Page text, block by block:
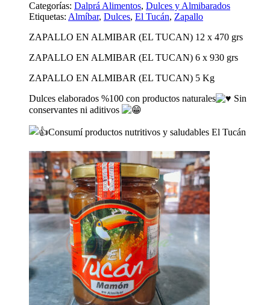
Categorías: Dalprá Alimentos, Dulces y Almibarados
Etiquetas: Almíbar, Dulces, El Tucán, Zapallo
ZAPALLO EN ALMIBAR (EL TUCAN) 12 x 470 grs
ZAPALLO EN ALMIBAR (EL TUCAN) 6 x 930 grs
ZAPALLO EN ALMIBAR (EL TUCAN) 5 Kg
Dulces elaborados %100 con productos naturales
Sin
conservantes ni aditivos
Consumí productos nutritivos y saludables El Tucán